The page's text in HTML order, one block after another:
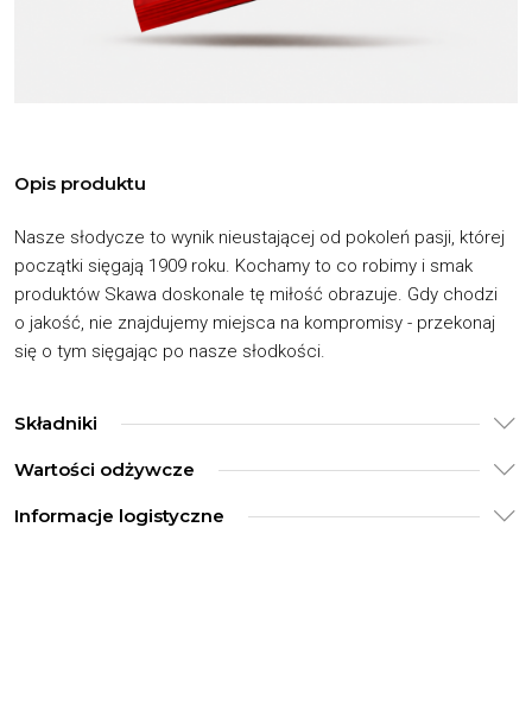
Opis produktu
Nasze słodycze to wynik nieustającej od pokoleń pasji, której
początki sięgają 1909 roku. Kochamy to co robimy i smak
produktów Skawa doskonale tę miłość obrazuje. Gdy chodzi
o jakość, nie znajdujemy miejsca na kompromisy - przekonaj
się o tym sięgając po nasze słodkości.
Składniki
Wartości odżywcze
Informacje logistyczne